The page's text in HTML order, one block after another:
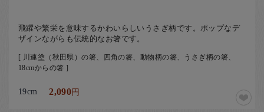
飛躍や繁栄を意味するかわいらしいうさぎ柄です。ポップなデ
ザインながらも伝統的なお箸です。
[ 川連塗（秋田県）の箸、四角の箸、動物柄の箸、うさぎ柄の箸、
18cmからの箸 ]
19cm 2,090円